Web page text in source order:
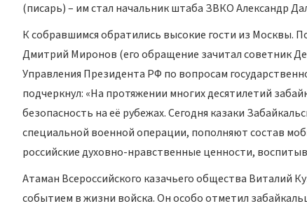
(писарь) – им стал начальник штаба ЗВКО Александр
К собравшимся обратились высокие гости из Москвы.
Дмитрий Миронов (его обращение зачитал советник
Управления Президента РФ по вопросам
подчеркнул: «На протяжении многих десятилетий
безопасность на её рубежах. Сегодня казаки
специальной военной операции, пополняют состав
российские духовно-нравственные ценности,
Атаман Всероссийского казачьего общества
событием в жизни войска. Он особо отметил